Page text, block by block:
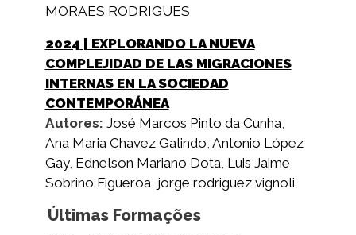
MORAES RODRIGUES
2024 | EXPLORANDO LA NUEVA
COMPLEJIDAD DE LAS MIGRACIONES
INTERNAS EN LA SOCIEDAD
CONTEMPORÁNEA
Autores: José Marcos Pinto da Cunha,
Ana Maria Chavez Galindo Antonio López
Gay, Ednelson Mariano Dota, Luis Jaime
Sobrino Figueroa, jorge rodriguez vignoli
Últimas Formações